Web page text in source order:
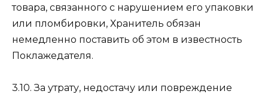
товара, связанного с нарушением его упаковки
или пломбировки, Хранитель обязан
немедленно поставить об этом в известность
Поклажедателя.
3.10. За утрату, недостачу или повреждение